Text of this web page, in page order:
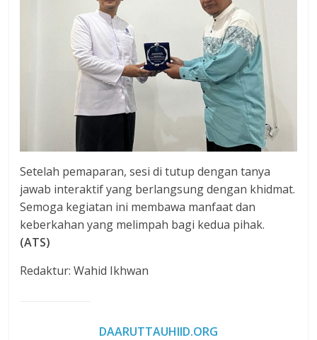
Setelah pemaparan, sesi di tutup dengan tanya
jawab interaktif yang berlangsung dengan khidmat.
Semoga kegiatan ini membawa manfaat dan
keberkahan yang melimpah bagi kedua pihak.
(ATS)
Redaktur: Wahid Ikhwan
DAARUTTAUHIID.ORG